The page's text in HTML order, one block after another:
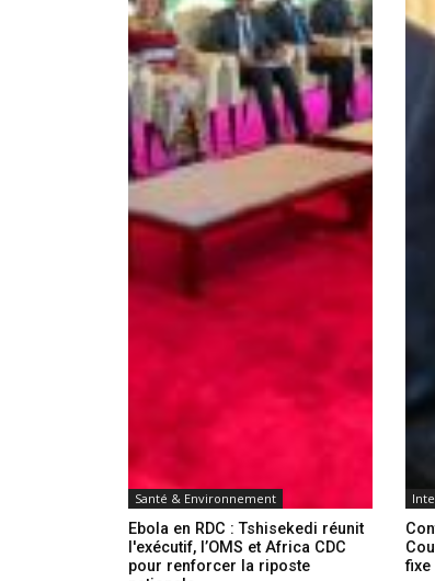
Santé & Environnement
Ebola en RDC : Tshisekedi réunit
l'exécutif, l’OMS et Africa CDC
pour renforcer la riposte